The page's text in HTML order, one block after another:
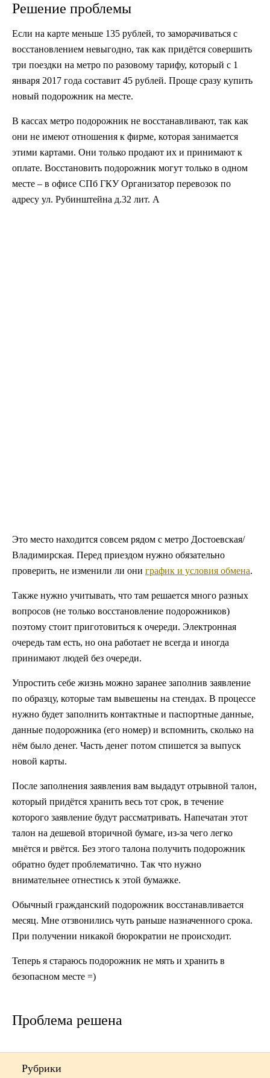
Решение проблемы
Если на карте меньше 135 рублей, то заморачиваться с
восстановлением невыгодно, так как придётся совершить
три поездки на метро по разовому тарифу, который с 1
января 2017 года составит 45 рублей. Проще сразу купить
новый подорожник на месте.
В кассах метро подорожник не восстанавливают, так как
они не имеют отношения к фирме, которая занимается
этими картами. Они только продают их и принимают к
оплате. Восстановить подорожник могут только в одном
месте – в офисе СПб ГКУ Организатор перевозок по
адресу ул. Рубинштейна д.32 лит. А
Это место находится совсем рядом с метро Достоевская/
Владимирская. Перед приездом нужно обязательно
проверить, не изменили ли они график и условия обмена.
Также нужно учитывать, что там решается много разных
вопросов (не только восстановление подорожников)
поэтому стоит приготовиться к очереди. Электронная
очередь там есть, но она работает не всегда и иногда
принимают людей без очереди.
Упростить себе жизнь можно заранее заполнив заявление
по образцу, которые там вывешены на стендах. В процессе
нужно будет заполнить контактные и паспортные данные,
данные подорожника (его номер) и вспомнить, сколько на
нём было денег. Часть денег потом спишется за выпуск
новой карты.
После заполнения заявления вам выдадут отрывной талон,
который придётся хранить весь тот срок, в течение
которого заявление будут рассматривать. Напечатан этот
талон на дешевой вторичной бумаге, из-за чего легко
мнётся и рвётся. Без этого талона получить подорожник
обратно будет проблематично. Так что нужно
внимательнее отнестись к этой бумажке.
Обычный гражданский подорожник восстанавливается
месяц. Мне отзвонились чуть раньше назначенного срока.
При получении никакой бюрократии не происходит.
Теперь я стараюсь подорожник не мять и хранить в
безопасном месте =)
Проблема решена
Рубрики